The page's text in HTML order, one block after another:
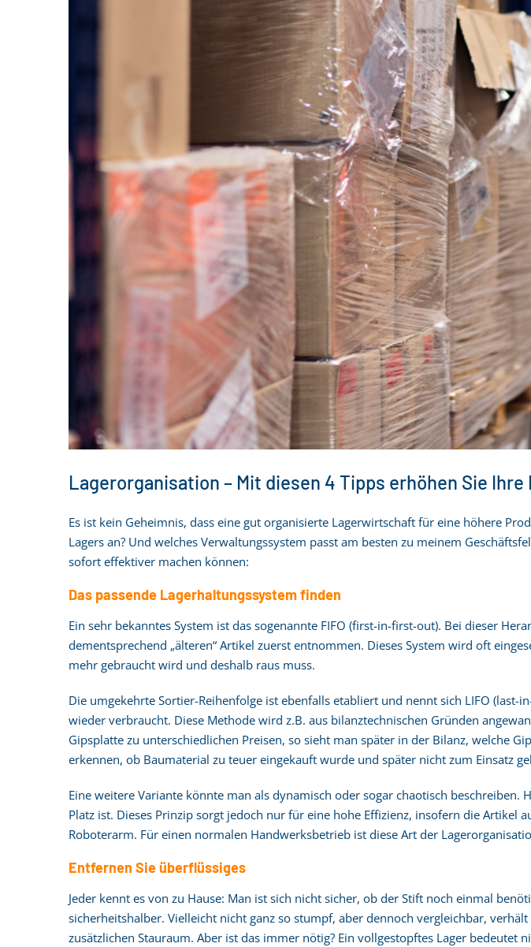
Lagerorganisation – Mit diesen 4 Tipps erhöhen Sie
Es ist kein Geheimnis, dass eine gut organisierte Lagerwirtschaft für eine höhere
Lagers an? Und welches Verwaltungssystem passt am besten zu meinem
sofort effektiver machen können:
Das passende Lagerhaltungssystem finden
Ein sehr bekanntes System ist das sogenannte FIFO (first-in-first-out). Bei dieser
dementsprechend „älteren“ Artikel zuerst entnommen. Dieses System wird oft
mehr gebraucht wird und deshalb raus muss.
Die umgekehrte Sortier-Reihenfolge ist ebenfalls etabliert und nennt sich LIFO
wieder verbraucht. Diese Methode wird z.B. aus bilanztechnischen Gründen
Gipsplatte zu unterschiedlichen Preisen, so sieht man später in der Bilanz, welche
erkennen, ob Baumaterial zu teuer eingekauft wurde und später nicht zum Einsatz
Eine weitere Variante könnte man als dynamisch oder sogar chaotisch
Platz ist. Dieses Prinzip sorgt jedoch nur für eine hohe Effizienz, insofern die
Roboterarm. Für einen normalen Handwerksbetrieb ist diese Art der
Entfernen Sie überflüssiges
Jeder kennt es von zu Hause: Man ist sich nicht sicher, ob der Stift noch einmal
sicherheitshalber. Vielleicht nicht ganz so stumpf, aber dennoch vergleichbar,
zusätzlichen Stauraum. Aber ist das immer nötig? Ein vollgestopftes Lager